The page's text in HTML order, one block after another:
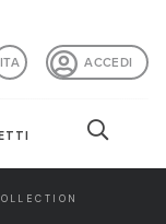
ACCEDI
ITA